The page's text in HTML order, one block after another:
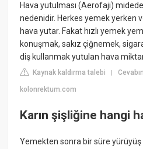
Hava yutulması (Aerofaji)
nedenidir. Herkes yemek yerken
hava yutar. Fakat hızlı yemek
konuşmak, sakız çiğnemek,
diş kullanmak yutulan hava
Kaynak kaldırma talebi |
kolonrektum.com
Karın şişliğine hangi
Yemekten sonra bir süre yürüyüş